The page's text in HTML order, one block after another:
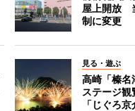
屋上開放
制に変更
見る・遊ぶ
高崎「榛名
ステージ
「じぐろ京